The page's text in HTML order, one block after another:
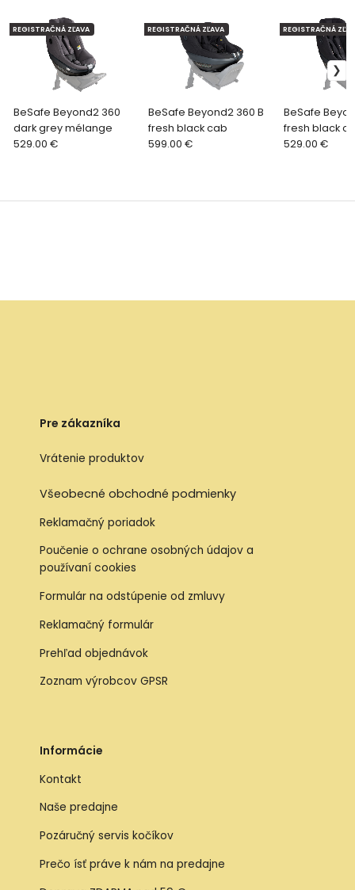
BeSafe Beyond2 360
dark grey mélange
REGISTRAČNÁ ZĽAVA
529.00 €
BeSafe Beyond2 360 B
fresh black cab
REGISTRAČNÁ ZĽAVA
599.00 €
BeSafe
fresh black
REGISTRAČNÁ
529.00 €
Pre zákazníka
Vrátenie produktov
Všeobecné obchodné podmienky
Reklamačný poriadok
Poučenie o ochrane osobných údajov a
používaní cookies
Formulár na odstúpenie od zmluvy
Reklamačný formulár
Prehľad objednávok
Zoznam výrobcov GPSR
Informácie
Kontakt
Naše predajne
Pozáručný servis kočíkov
Prečo ísť práve k nám na predajne